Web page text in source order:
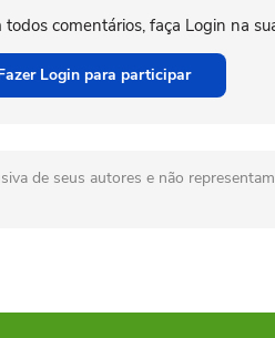
comentários, faça Login na
Login para participar
de seus autores e não